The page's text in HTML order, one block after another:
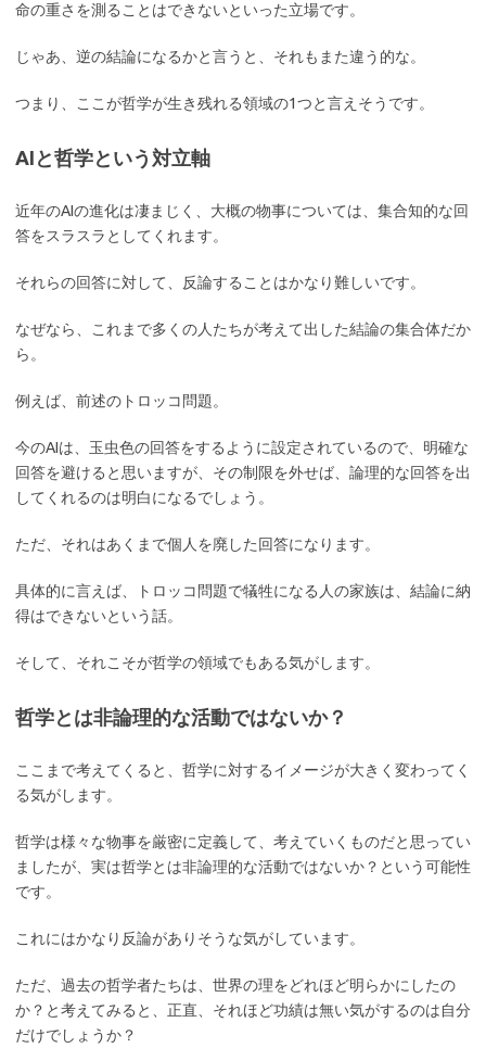
命の重さを測ることはできないといった立場です。
じゃあ、逆の結論になるかと言うと、それもまた違う的な。
つまり、ここが哲学が生き残れる領域の1つと言えそうです。
AIと哲学という対立軸
近年のAIの進化は凄まじく、大概の物事については、集合知的な回
答をスラスラとしてくれます。
それらの回答に対して、反論することはかなり難しいです。
なぜなら、これまで多くの人たちが考えて出した結論の集合体だか
ら。
例えば、前述のトロッコ問題。
今のAIは、玉虫色の回答をするように設定されているので、明確な
回答を避けると思いますが、その制限を外せば、論理的な回答を出
してくれるのは明白になるでしょう。
ただ、それはあくまで個人を廃した回答になります。
具体的に言えば、トロッコ問題で犠牲になる人の家族は、結論に納
得はできないという話。
そして、それこそが哲学の領域でもある気がします。
哲学とは非論理的な活動ではないか？
ここまで考えてくると、哲学に対するイメージが大きく変わってく
る気がします。
哲学は様々な物事を厳密に定義して、考えていくものだと思ってい
ましたが、実は哲学とは非論理的な活動ではないか？という可能性
です。
これにはかなり反論がありそうな気がしています。
ただ、過去の哲学者たちは、世界の理をどれほど明らかにしたの
か？と考えてみると、正直、それほど功績は無い気がするのは自分
だけでしょうか？